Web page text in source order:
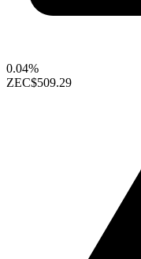
0.04%
ZEC$509.29